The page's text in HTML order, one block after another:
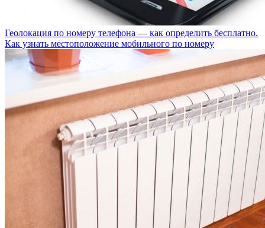
Геолокация по номеру телефона — как определить бесплатно.
Как узнать местоположение мобильного по номеру